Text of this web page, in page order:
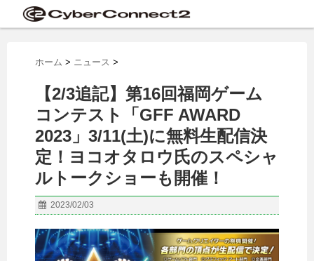
ホーム > ニュース >
【2/3追記】第16回福岡ゲーム
コンテスト「GFF AWARD
2023」3/11(土)に無料生配信決
定！ヨコオタロウ氏のスペシャ
ルトークショーも開催！
2023/02/03